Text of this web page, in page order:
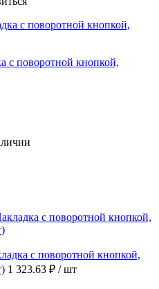
с поворотной кнопкой,
с поворотной кнопкой,
1 323.63 ₽ / шт